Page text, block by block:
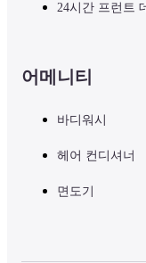
24시간 프런트
어메니티
바디워시
헤어 컨디셔너
면도기